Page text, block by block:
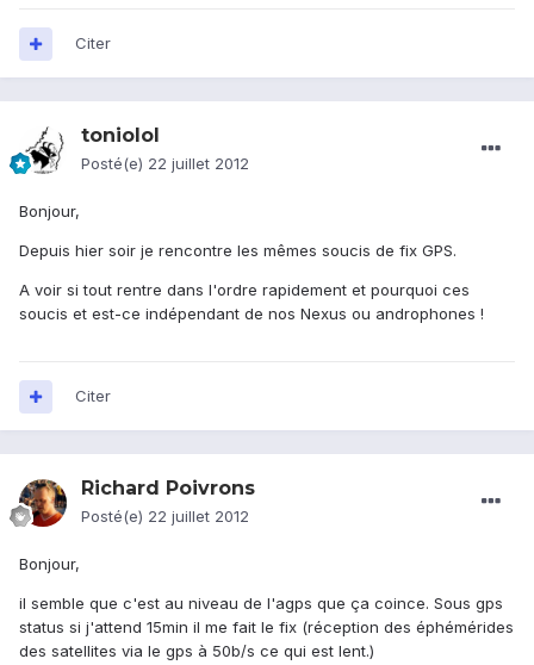
Citer
toniolol
Posté(e) 22 juillet 2012
Bonjour,
Depuis hier soir je rencontre les mêmes soucis de fix GPS.
A voir si tout rentre dans l'ordre rapidement et pourquoi ces
soucis et est-ce indépendant de nos Nexus ou androphones !
Citer
Richard Poivrons
Posté(e) 22 juillet 2012
Bonjour,
il semble que c'est au niveau de l'agps que ça coince. Sous gps
status si j'attend 15min il me fait le fix (réception des éphémérides
des satellites via le gps à 50b/s ce qui est lent.)